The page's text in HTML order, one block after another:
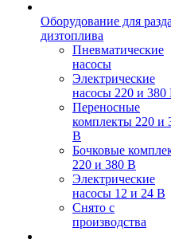
Оборудование для
дизтоплива
Пневматические
насосы
Электрические
насосы 220 и 380
Переносные
комплекты 220 и
В
Бочковые
220 и 380 В
Электрические
насосы 12 и 24 В
Снято с
производства